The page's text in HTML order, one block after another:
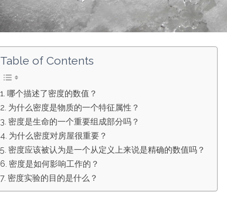
Table of Contents
哪个描述了密度的数值？
为什么密度是物质的一个特征属性？
密度是生命的一个重要组成部分吗？
为什么密度对房屋很重要？
密度应该被认为是一个从定义上来说是精确的数值吗？
密度是如何影响工作的？
密度实验的目的是什么？